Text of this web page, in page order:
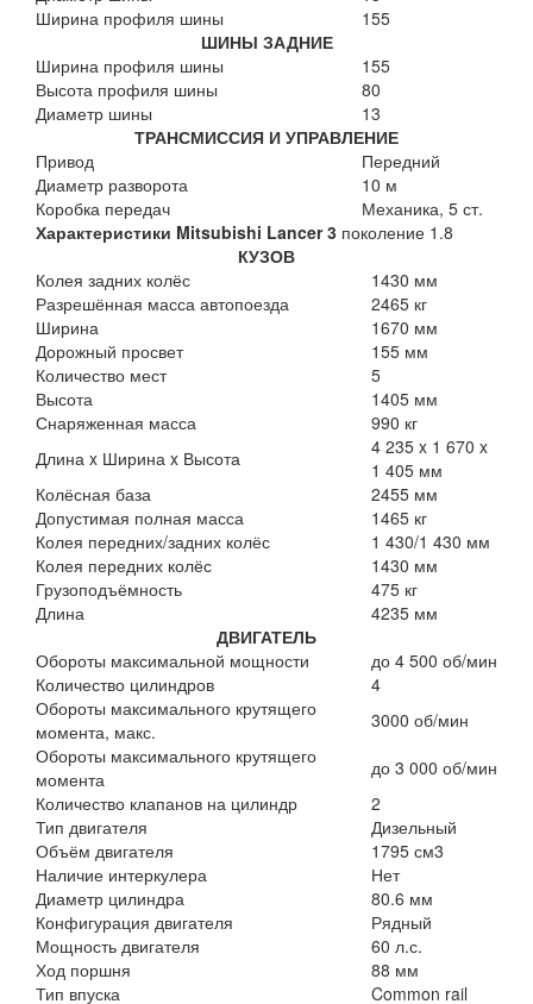
Ширина профиля шины
155
ШИНЫ ЗАДНИЕ
Ширина профиля шины
155
Высота профиля шины
80
Диаметр шины
13
ТРАНСМИССИЯ И УПРАВЛЕНИЕ
Привод
Передний
Диаметр разворота
10 м
Коробка передач
Механика, 5 ст.
Характеристики Mitsubishi Lancer 3 поколение 1.8
КУЗОВ
Колея задних колёс
1430 мм
Разрешённая масса автопоезда
2465 кг
Ширина
1670 мм
Дорожный просвет
155 мм
Количество мест
5
Высота
1405 мм
Снаряженная масса
990 кг
Длина x Ширина x Высота
4 235 x 1 670 x
1 405 мм
Колёсная база
2455 мм
Допустимая полная масса
1465 кг
Колея передних/задних колёс
1 430/1 430 мм
Колея передних колёс
1430 мм
Грузоподъёмность
475 кг
Длина
4235 мм
ДВИГАТЕЛЬ
Обороты максимальной мощности
до 4 500 об/мин
Количество цилиндров
4
Обороты максимального крутящего
момента, макс.
3000 об/мин
Обороты максимального крутящего
момента
до 3 000 об/мин
Количество клапанов на цилиндр
2
Тип двигателя
Дизельный
Объём двигателя
1795 см3
Наличие интеркулера
Нет
Диаметр цилиндра
80.6 мм
Конфигурация двигателя
Рядный
Мощность двигателя
60 л.с.
Ход поршня
88 мм
Тип впуска
Common rail